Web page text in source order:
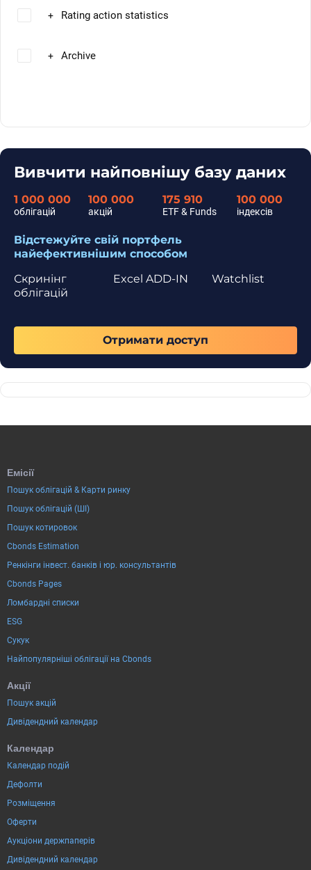
+ Rating action statistics
+ Archive
Вивчити найповнішу базу даних
1 000 000
облігацій
100 000
акцій
175 910
ETF & Funds
100 000
індексів
Відстежуйте свій портфель
найефективнішим способом
Скринінг
облігацій
Watchlist
Excel ADD-IN
Отримати доступ
Емісії
Пошук облігацій & Карти ринку
Пошук облігацій (ШІ)
Пошук котировок
Cbonds Estimation
Ренкінги інвест. банків і юр. консультантів
Cbonds Pages
Ломбардні списки
ESG
Сукук
Найпопулярніші облігації на Cbonds
Акції
Пошук акцій
Дивідендний календар
Календар
Календар подій
Дефолти
Розміщення
Оферти
Аукціони держпаперів
Дивідендний календар